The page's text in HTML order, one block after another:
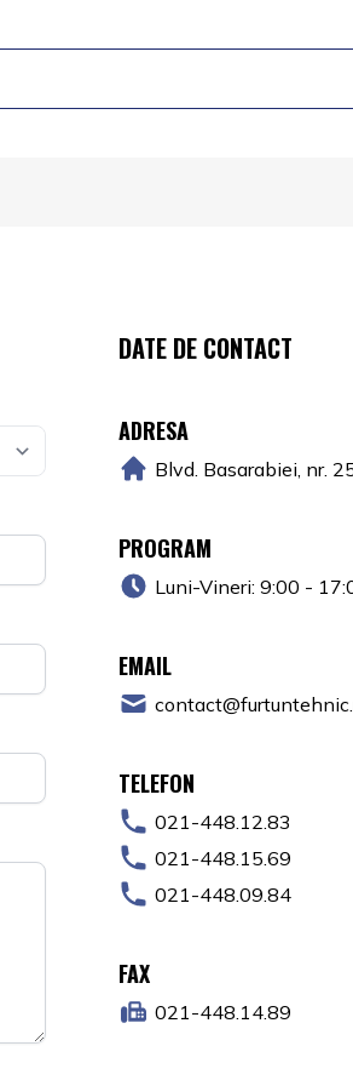
DATE DE CONTACT
ADRESA
Blvd. Basarabiei, nr.
PROGRAM
Luni-Vineri: 9:00 -
EMAIL
TELEFON
021-448.12.83
021-448.15.69
021-448.09.84
FAX
021-448.14.89